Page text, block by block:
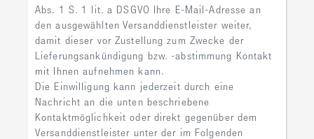
Abs. 1 S. 1 lit. a DSGVO Ihre E-Mail-Adresse an
den ausgewählten Versanddienstleister weiter,
damit dieser vor Zustellung zum Zwecke der
Lieferungsankündigung bzw. -abstimmung Kontakt
mit Ihnen aufnehmen kann.
Die Einwilligung kann jederzeit durch eine
Nachricht an die unten beschriebene
Kontaktmöglichkeit oder direkt gegenüber dem
Versanddienstleister unter der im Folgenden